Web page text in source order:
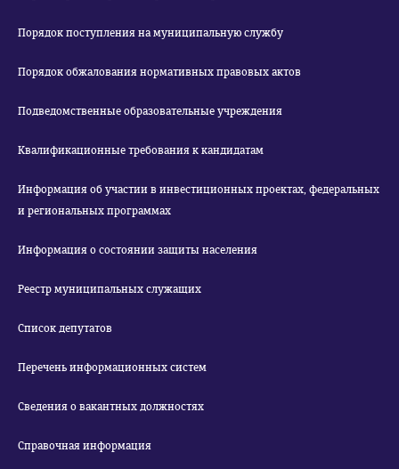
Порядок поступления на муниципальную службу
Порядок обжалования нормативных правовых актов
Подведомственные образовательные учреждения
Квалификационные требования к кандидатам
Информация об участии в инвестиционных проектах, федеральных
и региональных программах
Информация о состоянии защиты населения
Реестр муниципальных служащих
Список депутатов
Перечень информационных систем
Сведения о вакантных должностях
Справочная информация